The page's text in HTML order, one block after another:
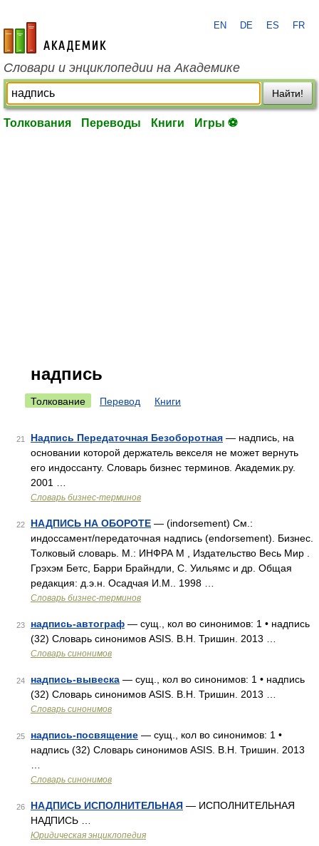
academic.ru
EN DE ES FR
Словари и энциклопедии на Академике
Найти!
Толкования Переводы Книги Игры ⚽
надпись
Толкование Перевод Книги
21 Надпись Передаточная Безоборотная — надпись, на
основании которой держатель векселя не может вернуть
его индоссанту. Словарь бизнес терминов. Академик.ру.
2001 …
Словарь бизнес-терминов
22 НАДПИСЬ НА ОБОРОТЕ — (indorsement) См.:
индоссамент/передаточная надпись (endorsement). Бизнес.
Толковый словарь. М.: ИНФРА М , Издательство Весь Мир .
Грэхэм Бетс, Барри Брайндли, С. Уильямс и др. Общая
редакция: д.э.н. Осадчая И.М.. 1998 …
Словарь бизнес-терминов
23 надпись-автограф — сущ., кол во синонимов: 1 • надпись
(32) Словарь синонимов ASIS. В.Н. Тришин. 2013 …
Словарь синонимов
24 надпись-вывеска — сущ., кол во синонимов: 1 • надпись
(32) Словарь синонимов ASIS. В.Н. Тришин. 2013 …
Словарь синонимов
25 надпись-посвящение — сущ., кол во синонимов: 1 •
надпись (32) Словарь синонимов ASIS. В.Н. Тришин. 2013
Словарь синонимов
26 НАДПИСЬ ИСПОЛНИТЕЛЬНАЯ — ИСПОЛНИТЕЛЬНАЯ
НАДПИСЬ …
Юридическая энциклопедия